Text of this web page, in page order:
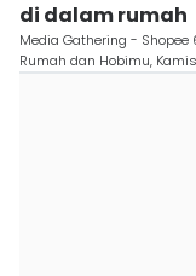
di dalam rumah
Media Gathering - Shopee
Rumah dan Hobimu,